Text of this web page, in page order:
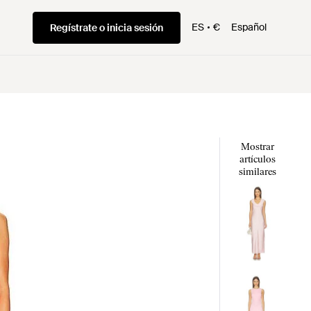
Regístrate o inicia sesión ES € Español
Mostrar
artículos
similares